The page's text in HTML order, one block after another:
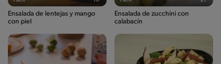
Ensalada de lentejas y mango
con piel
Ensalada de zucchini con
calabacín